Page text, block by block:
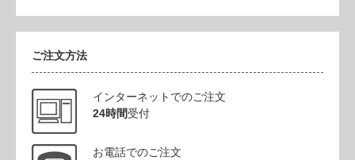
ご注文方法
インターネットでのご注文
24時間受付
お電話でのご注文